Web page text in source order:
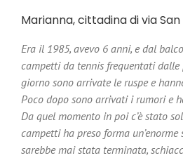
Marianna, cittadina di via
Era il 1985, avevo 6 anni, e dal
campetti da tennis frequentati dalle
giorno sono arrivate le ruspe e
Poco dopo sono arrivati i rumori e
Da quel momento in poi c’è stato
campetti ha preso forma
sarebbe mai stata terminata,